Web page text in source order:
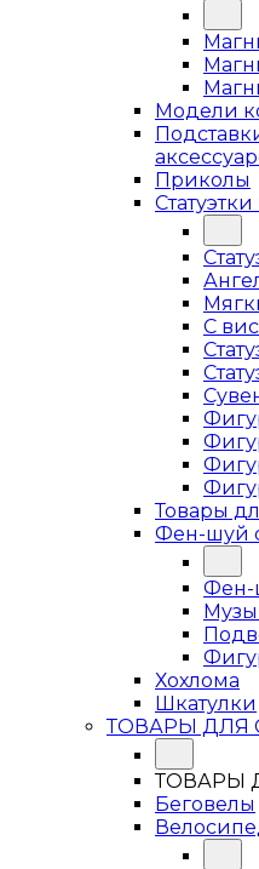
Модели
Приколы
С
Товары
Фен-шуй
Фен-
Хохлома
Шкатулки
ТОВАРЫ ДЛЯ
ТОВАРЫ
Беговелы